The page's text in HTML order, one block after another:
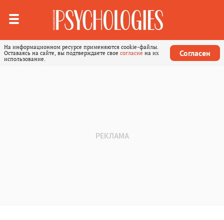
На информационном ресурсе применяются cookie-файлы.
Оставаясь на сайте, вы подтверждаете свое согласие на их
использование.
Согласен